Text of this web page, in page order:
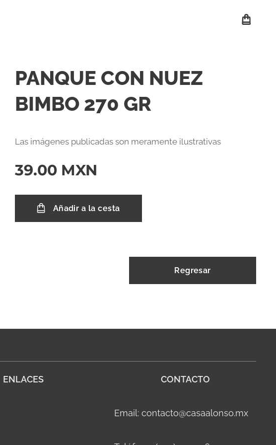
PANQUE CON NUEZ
BIMBO 270 GR
Las imágenes publicadas son meramente ilustrativas
39.00 MXN
Añadir a la cesta
Regresar
ENLACES CONTACTO
Email: contacto@casaalonso.mx